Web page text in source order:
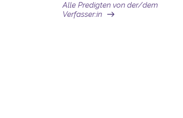
Alle Predigten von der/dem
Verfasser:in